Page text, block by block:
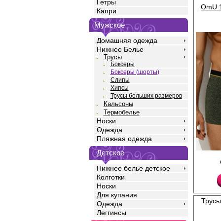
Гетры
Капри
Мужское
Домашняя одежда
Нижнее Белье
Трусы
Боксеры
Боксеры (шорты)
Слипы
Хипсы
Трусы больших размеров
Кальсоны
Термобелье
Носки
Одежда
Пляжная одежда
Детское
Нижнее белье детское
Колготки
Носки
Для купания
Одежда
Леггинсы
OmU
силуэта с
высококачественного
добавлением
прочность и
идеальное
среднюю посадку,
открытую резинку
логотипом,
Модель полностью